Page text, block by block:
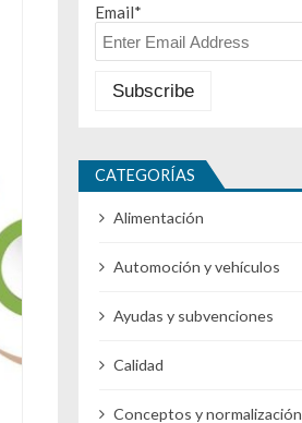
Email*
CATEGORÍAS
Alimentación
Automoción y vehículos
Ayudas y subvenciones
Calidad
Conceptos y normalización